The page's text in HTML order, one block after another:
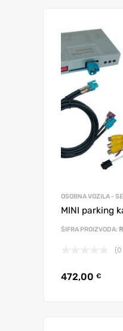
OSOBNA VOZILA -
MINI parking
ŠIFRA PROIZVODA:
(0
472,00 €